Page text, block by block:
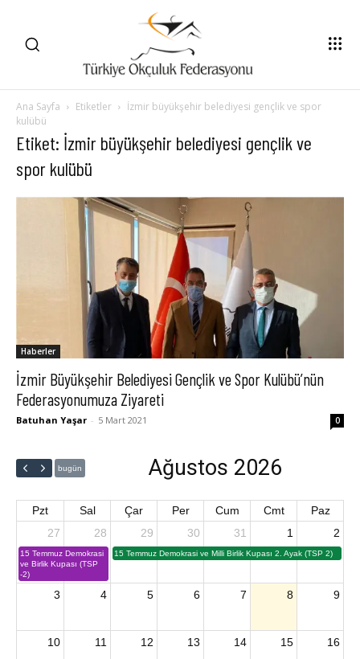
Ana Sayfa Etiketler
İzmir büyükşehir belediyesi gençlik ve spor
kulübü
Etiket: İzmir büyükşehir belediyesi gençlik ve
spor kulübü
Haberler
İzmir Büyükşehir Belediyesi Gençlik ve Spor Kulübü’nün
Federasyonumuza Ziyareti
Batuhan Yaşar - 5 Mart 2021 0
bugün Ağustos 2026
Pzt Sal Çar Per Cum Cmt
Paz
27
15 Temmuz Demokrasi
ve Birlik Kupası (TSP
-2)
28 29
15 Temmuz Demokrasi ve Milli Birlik Kupası 2. Ayak (TSP 2)
30 31 1 2
3 4 5 6 7 8 9
10 11 12 13 14 15 16